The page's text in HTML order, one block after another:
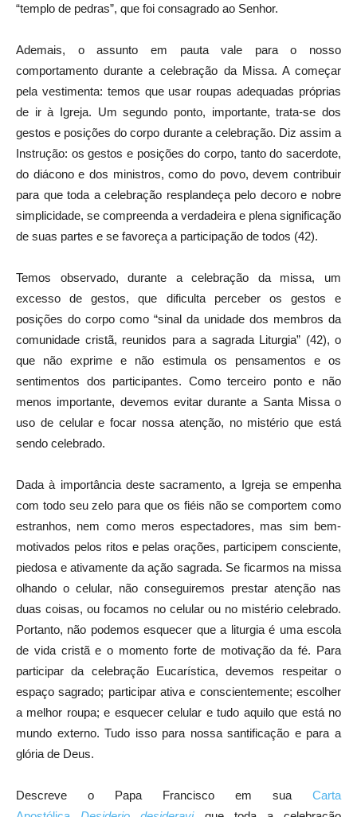
“templo de pedras”, que foi consagrado ao Senhor.
Ademais, o assunto em pauta vale para o nosso
comportamento durante a celebração da Missa. A começar
pela vestimenta: temos que usar roupas adequadas próprias
de ir à Igreja. Um segundo ponto, importante, trata-se dos
gestos e posições do corpo durante a celebração. Diz assim a
Instrução: os gestos e posições do corpo, tanto do sacerdote,
do diácono e dos ministros, como do povo, devem contribuir
para que toda a celebração resplandeça pelo decoro e nobre
simplicidade, se compreenda a verdadeira e plena significação
de suas partes e se favoreça a participação de todos (42).
Temos observado, durante a celebração da missa, um
excesso de gestos, que dificulta perceber os gestos e
posições do corpo como “sinal da unidade dos membros da
comunidade cristã, reunidos para a sagrada Liturgia” (42), o
que não exprime e não estimula os pensamentos e os
sentimentos dos participantes. Como terceiro ponto e não
menos importante, devemos evitar durante a Santa Missa o
uso de celular e focar nossa atenção, no mistério que está
sendo celebrado.
Dada à importância deste sacramento, a Igreja se empenha
com todo seu zelo para que os fiéis não se comportem como
estranhos, nem como meros espectadores, mas sim bem-
motivados pelos ritos e pelas orações, participem consciente,
piedosa e ativamente da ação sagrada. Se ficarmos na missa
olhando o celular, não conseguiremos prestar atenção nas
duas coisas, ou focamos no celular ou no mistério celebrado.
Portanto, não podemos esquecer que a liturgia é uma escola
de vida cristã e o momento forte de motivação da fé. Para
participar da celebração Eucarística, devemos respeitar o
espaço sagrado; participar ativa e conscientemente; escolher
a melhor roupa; e esquecer celular e tudo aquilo que está no
mundo externo. Tudo isso para nossa santificação e para a
glória de Deus.
Descreve o Papa Francisco em sua Carta